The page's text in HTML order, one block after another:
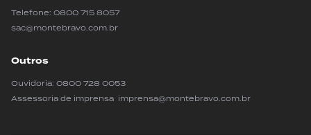
Telefone: 0800 715 8057
sac@montebravo.com.br
Outros
Ouvidoria: 0800 728 0053
Assessoria de imprensa imprensa@montebravo.com.br